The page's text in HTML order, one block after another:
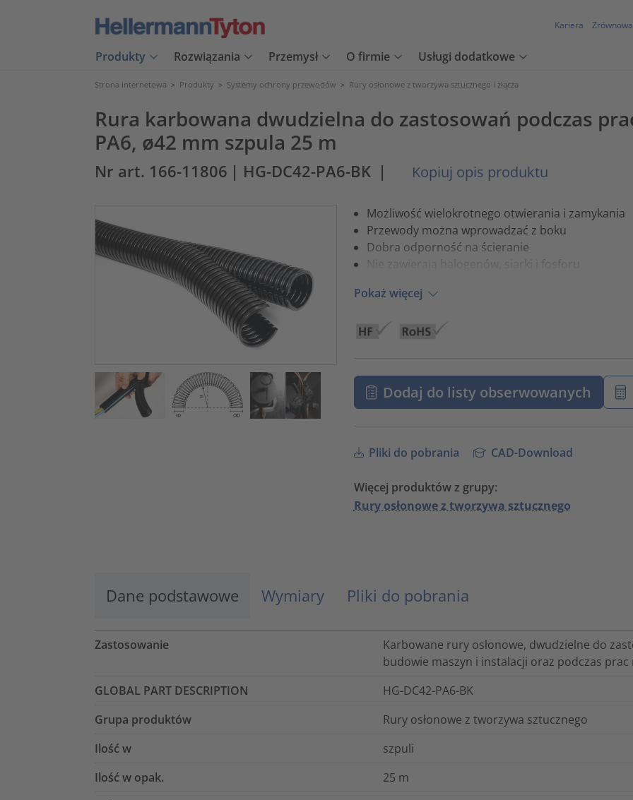
Kariera
Produkty Rozwiązania Przemysł O firmie Usługi dodatkowe
Strona internetowa > Produkty > Systemy ochrony przewodów > Rury osłonowe z tworzywa sztucznego i złącza
Rura karbowana dwudzielna do zastosowań podczas
PA6, ø42 mm szpula 25 m
Nr art. 166-11806 | HG-DC42-PA6-BK | Kopiuj opis produktu
Możliwość wielokrotnego otwierania i zamykania
Przewody można wprowadzać z boku
Dobra odporność na ścieranie
Nie zawierają halogenów, siarki i fosforu
Pokaż więcej
Dodaj do listy obserwowanych
Pliki do pobrania CAD-Download
Więcej produktów z grupy:
Rury osłonowe z tworzywa sztucznego
Dane podstawowe Wymiary Pliki do pobrania
Zastosowanie
Karbowane rury osłonowe, dwudzielne do
budowie maszyn i instalacji oraz podczas
GLOBAL PART DESCRIPTION
HG-DC42-PA6-BK
Grupa produktów
Rury osłonowe z tworzywa sztucznego
Ilość w
szpuli
Ilość w opak.
25 m